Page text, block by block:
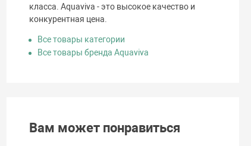
класса. Aquaviva - это высокое качество и
конкурентная цена.
Все товары категории
Все товары бренда Aquaviva
Вам может понравиться